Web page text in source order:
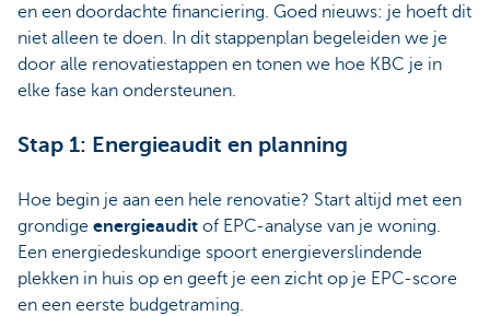
en een doordachte financiering. Goed nieuws: je hoeft dit
niet alleen te doen. In dit stappenplan begeleiden we je
door alle renovatiestappen en tonen we hoe KBC je in
elke fase kan ondersteunen.
Stap 1: Energieaudit en planning
Hoe begin je aan een hele renovatie? Start altijd met een
grondige energieaudit of EPC-analyse van je woning.
Een energiedeskundige spoort energieverslindende
plekken in huis op en geeft je een zicht op je EPC-score
en een eerste budgetraming.